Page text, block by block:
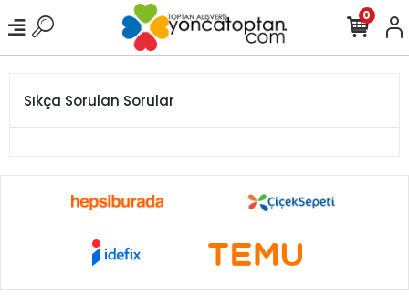
0
Sıkça Sorulan Sorular